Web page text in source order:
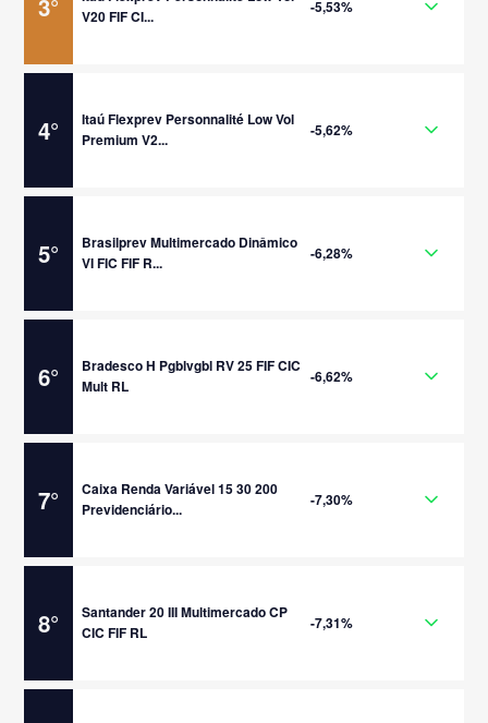
3°
V20 FIF CI...
-5,53%
4°
Itaú Flexprev Personnalité Low Vol
Premium V2...
-5,62%
5°
Brasilprev Multimercado Dinâmico
VI FIC FIF R...
-6,28%
6°
Bradesco H Pgblvgbl RV 25 FIF CIC
Mult RL
-6,62%
7°
Caixa Renda Variável 15 30 200
Previdenciário...
-7,30%
8°
Santander 20 III Multimercado CP
CIC FIF RL
-7,31%